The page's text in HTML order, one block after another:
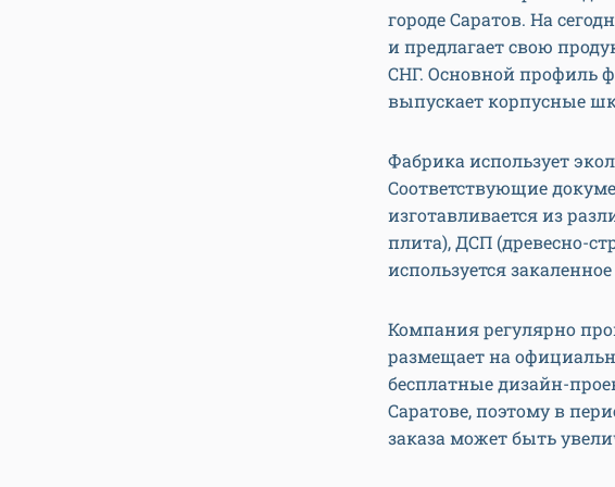
городе Саратов. На
и предлагает свою
СНГ. Основной профиль
выпускает корпусные
Фабрика использует
Соответствующие
изготавливается из
плита), ДСП (древесно-
используется закаленное
Компания регулярно
размещает на
бесплатные дизайн-
Саратове, поэтому в
заказа может быть